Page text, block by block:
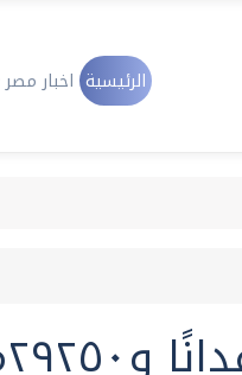
الرئيسية اخبار مصر